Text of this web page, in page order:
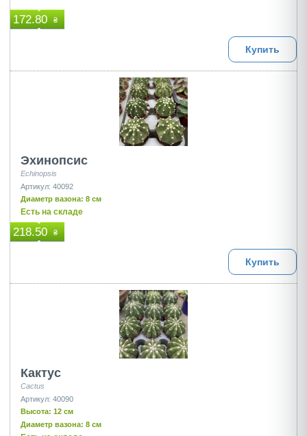
172.80 ₴
Купить
Эхинопсис
Echinopsis
Артикул: 40092
Диаметр вазона: 8 см
Есть на складе
218.50 ₴
Купить
Кактус
Cactus
Артикул: 40090
Высота: 12 см
Диаметр вазона: 8 см